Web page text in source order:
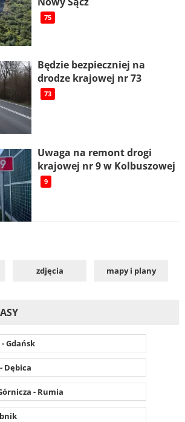
75
Będzie bezpieczniej na
drodze krajowej nr 73
73
Uwaga na remont drogi
krajowej nr 9 w Kolbuszowej
9
zdjęcia mapy i plany
Gdańsk
Dębica
- Rumia